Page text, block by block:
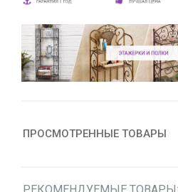
ПРОСМОТРЕННЫЕ ТОВАРЫ